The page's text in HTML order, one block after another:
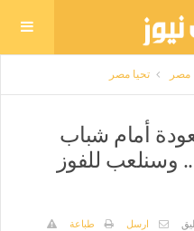
مصر تحيا مصر
أمام شباب
وسنلعب للفوز
ارسل
طباعة